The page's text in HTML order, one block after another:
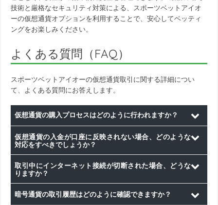
技術と厳格なセキュリティ対策による、スポーツベットアイオ
ーの仮想通貨オプションを利用することで、安心してベッティ
ングをお楽しみください。
よくある質問（FAQ）
スポーツベットアイオーの仮想通貨取引に関する詳細につい
て、よくある質問にお答えします。
仮想通貨の購入プロセスはどのように行われますか？
スポーツベットアイオーでの仮想通貨購入プロセスでは、対
応している電子ウォレット、取引所、または銀行振込を利用
して、サイト上で直接仮想通貨を購入することができます。
仮想通貨の入金が口座に反映されない場合、どのような
対応をすべきでしょうか？
スポーツベットアイオーでは、仮想通貨の入金は通常即時に
処理されますが、選択した支払い方法によっては遅延が生じ
る場合があります。入金から数日経過しても口座に反映され
ない場合は、ライブチャットサポートにご連絡ください。
取引中にインターネット接続が切断された場合、どうな
りますか？
処理中にインターネット接続が切断された場合、取引が完了
するケースと処理されないケースがあります。状況を確認す
暗号通貨の取引履歴はどのように確認できますか？